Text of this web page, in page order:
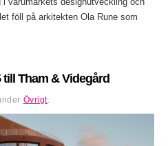
föll på arkitekten Ola Rune som
Tham & Videgård
Övrigt.